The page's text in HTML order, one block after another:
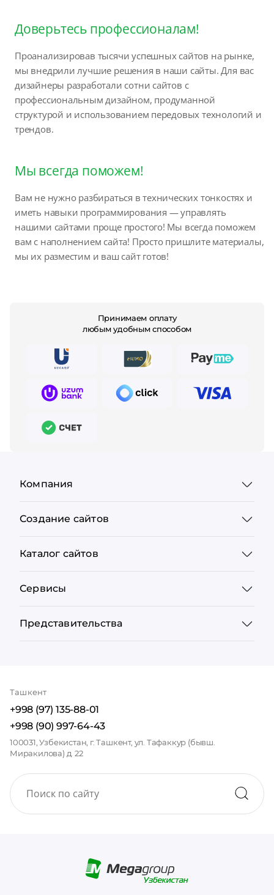
Доверьтесь профессионалам!
Проанализировав тысячи успешных сайтов на рынке,
мы внедрили лучшие решения в наши сайты. Для вас
дизайнеры разработали сотни сайтов с
профессиональным дизайном, продуманной
структурой и использованием передовых технологий и
трендов.
Мы всегда поможем!
Вам не нужно разбираться в технических тонкостях и
иметь навыки программирования — управлять
нашими сайтами проще простого! Мы всегда поможем
вам с наполнением сайта! Просто пришлите материалы,
мы их разместим и ваш сайт готов!
Принимаем оплату
любым удобным способом
Компания
Создание сайтов
Каталог сайтов
Сервисы
Представительства
Ташкент
+998 (97) 135-88-01
+998 (90) 997-64-43
100031, Узбекистан, г. Ташкент, ул. Тафаккур (бывш.
Миракилова) д. 22